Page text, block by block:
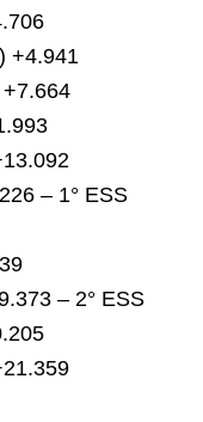
+4.941
– 1° ESS
– 2° ESS